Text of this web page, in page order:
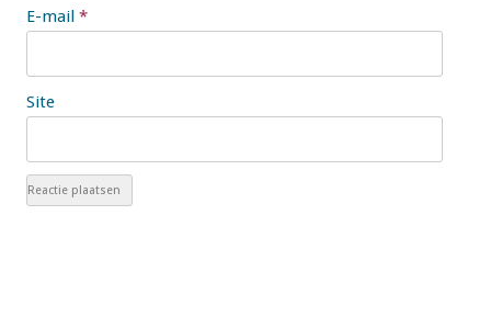
E-mail *
Site